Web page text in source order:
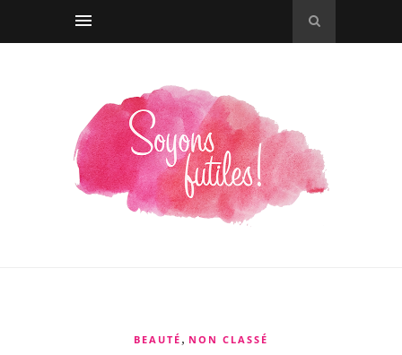
BEAUTÉ , NON CLASSÉ